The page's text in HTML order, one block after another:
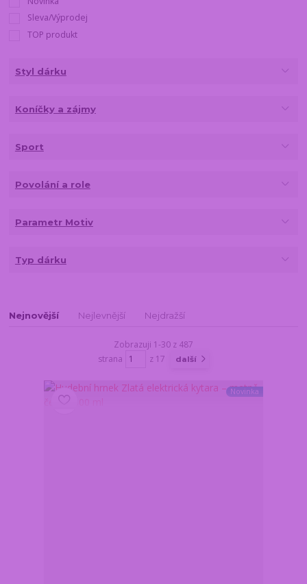
Sleva/Výprodej
TOP produkt
Styl dárku
Koníčky a zájmy
Sport
Povolání a role
Parametr Motiv
Typ dárku
Nejnovější Nejlevnější Nejdražší
Zobrazuji 1-30 z 487
strana
z 17 další
Novinka